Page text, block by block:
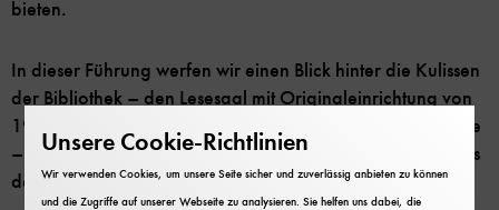
bieten.
In dieser Führung werfen wir einen Blick hinter die Kulissen
der Bibliothek – den Lesesaal mit Originaleinrichtung von
1932, das weitläufige Magazin und andere Arbeitsräume
– und präsentieren einige ausgewählte Bücherschätze aus
der Schatzkammer der Bibliothek.
Unsere Cookie-Richtlinien
Wir verwenden Cookies, um unsere Seite sicher und zuverlässig anbieten zu können
und die Zugriffe auf unserer Webseite zu analysieren. Sie helfen uns dabei, die